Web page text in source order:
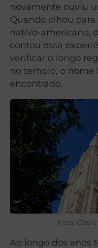
novamente ouviu
Quando olhou
nativo-americano,
contou essa
verificar o longo
no templo, o nome
encontrado.
Foto:
Ao longo dos anos